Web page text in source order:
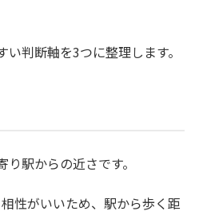
判断軸を3つに整理します。
駅からの近さです。
性がいいため、駅から歩く距